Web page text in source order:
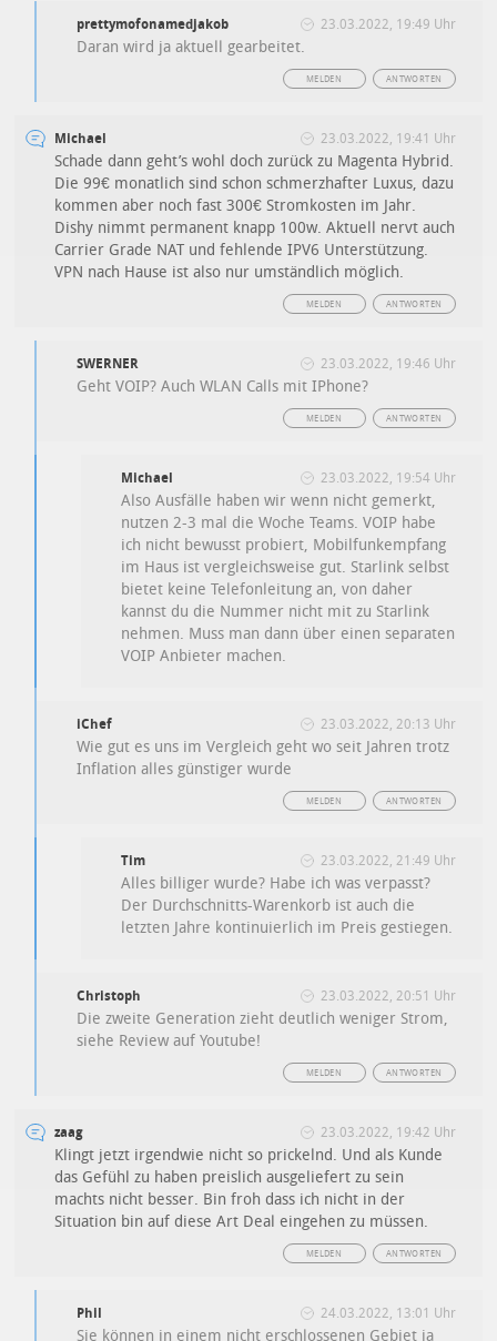
prettymofonamedjakob 23.03.2022, 19:49 Uhr
Daran wird ja aktuell gearbeitet.
ANTWORTEN
MELDEN
Michael 23.03.2022, 19:41 Uhr
Schade dann geht’s wohl doch zurück zu Magenta Hybrid.
Die 99€ monatlich sind schon schmerzhafter Luxus, dazu
kommen aber noch fast 300€ Stromkosten im Jahr.
Dishy nimmt permanent knapp 100w. Aktuell nervt auch
Carrier Grade NAT und fehlende IPV6 Unterstützung.
VPN nach Hause ist also nur umständlich möglich.
ANTWORTEN
MELDEN
SWERNER 23.03.2022, 19:46 Uhr
Geht VOIP? Auch WLAN Calls mit IPhone?
ANTWORTEN
MELDEN
Michael 23.03.2022, 19:54 Uhr
Also Ausfälle haben wir wenn nicht gemerkt,
nutzen 2-3 mal die Woche Teams. VOIP habe
ich nicht bewusst probiert, Mobilfunkempfang
im Haus ist vergleichsweise gut. Starlink selbst
bietet keine Telefonleitung an, von daher
kannst du die Nummer nicht mit zu Starlink
nehmen. Muss man dann über einen separaten
VOIP Anbieter machen.
iChef 23.03.2022, 20:13 Uhr
Wie gut es uns im Vergleich geht wo seit Jahren trotz
Inflation alles günstiger wurde
ANTWORTEN
MELDEN
Tim 23.03.2022, 21:49 Uhr
Alles billiger wurde? Habe ich was verpasst?
Der Durchschnitts-Warenkorb ist auch die
letzten Jahre kontinuierlich im Preis gestiegen.
Christoph 23.03.2022, 20:51 Uhr
Die zweite Generation zieht deutlich weniger Strom,
siehe Review auf Youtube!
ANTWORTEN
MELDEN
zaag 23.03.2022, 19:42 Uhr
Klingt jetzt irgendwie nicht so prickelnd. Und als Kunde
das Gefühl zu haben preislich ausgeliefert zu sein
machts nicht besser. Bin froh dass ich nicht in der
Situation bin auf diese Art Deal eingehen zu müssen.
ANTWORTEN
MELDEN
Phil 24.03.2022, 13:01 Uhr
Sie können in einem nicht erschlossenen Gebiet ja